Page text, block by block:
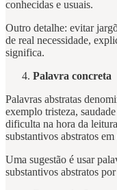
conhecidas e usuais.
Outro detalhe: evitar
de real necessidade,
significa.
Palavra concreta
Palavras abstratas
exemplo tristeza,
dificulta na hora da
substantivos abstratos em
Uma sugestão é usar
substantivos abstratos